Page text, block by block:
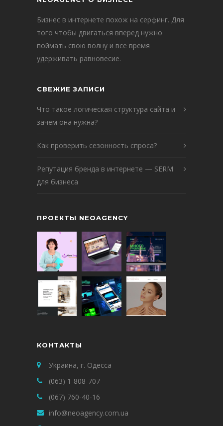
Бизнес в интернете похож на серфинг. Для
того чтобы двигаться вперед нужно
поймать свою волну и все время
удерживать равновесие.
СВЕЖИЕ ЗАПИСИ
Что такое логическая структура сайта и
зачем она нужна?
Как проверить сезонность спроса?
Репутация бренда в интернете — SERM
для бизнеса
ПРОЕКТЫ NEOAGENCY
КОНТАКТЫ
Украина, г. Одесса
(063) 1-808-707
(067) 760-40-16
info@neoagency.com.ua